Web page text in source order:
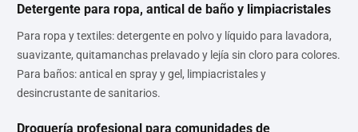
Detergente para ropa, antical de baño y limpiacristales
Para ropa y textiles: detergente en polvo y líquido para lavadora,
suavizante, quitamanchas prelavado y lejía sin cloro para colores.
Para baños: antical en spray y gel, limpiacristales y
desincrustante de sanitarios.
Droguería profesional para comunidades de